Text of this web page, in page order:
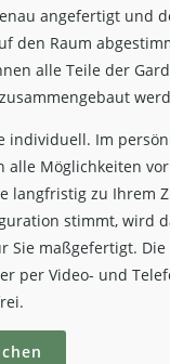
angefertigt und
den Raum
alle Teile der
individuell. Im
alle Möglichkeiten
langfristig zu Ihrem
stimmt, wird
Sie maßgefertigt. Die
per Video- und